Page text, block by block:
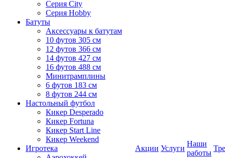
Серия City
Серия Hobby
Батуты
Аксессуары к батутам
10 футов 305 см
12 футов 366 см
14 футов 427 см
16 футов 488 см
Минитрамплины
6 футов 183 см
8 футов 244 см
Настольный футбол
Кикер Desperado
Кикер Fortuna
Кикер Start Line
Кикер Weekend
Игротека
Акции Услуги
Наши
работы